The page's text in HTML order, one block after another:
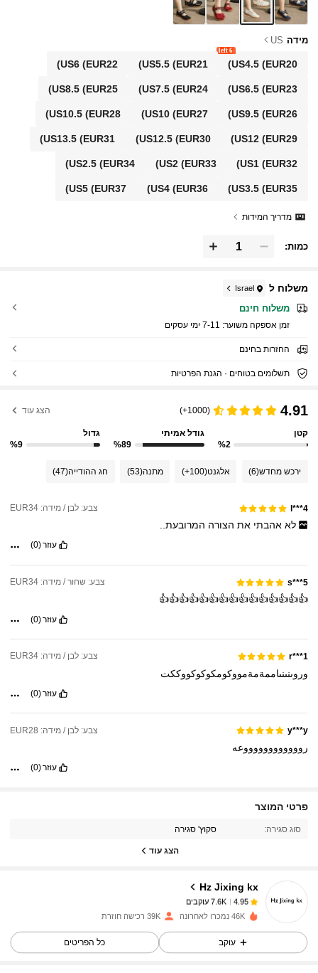
מידה US
US4.5 (EUR20)
6 left
US5.5(EUR21)
US6 (EUR22)
US6.5 (EUR23)
US7.5(EUR24)
US8.5 (EUR25)
US9.5 (EUR26)
US10(EUR27)
US10.5 (EUR28)
US12 (EUR29)
US12.5(EUR30)
US13.5 (EUR31)
US1 (EUR32)
US2(EUR33)
US2.5 (EUR34)
US3.5 (EUR35)
US4(EUR36)
US5 (EUR37)
מדריך המידות
כמות:
משלוח ל Israel
משלוח חינם
זמן אספקה ​​משוער: 7-11 ימי עסקים
החזרות בחינם
תשלומים בטוחים · הגנת הפרטיות
4.91
(1000+) הצג עוד
קטן
%2
גודל אמיתי
%89
גדול
%9
ירכש מחדש(6) אלגנט(100+) מתנה(53) חג ההודייה(47)
l***4 צבע: לבן / מידה: EUR34
לא אהבתי את הצורה המרובעת..
עוזר(0)
s***5 צבע: שחור / מידה: EUR34
👍👍👍👍👍👍👍👍👍👍👍👍👍👍👍
עוזר(0)
r***1 צבע: לבן / מידה: EUR34
وروىنىنىاممةمةمووكومكوكوكووككت
עוזר(0)
y***y צבע: לבן / מידה: EUR28
رووووووووووووعه
עוזר(0)
פרטי המוצר
סוג סגירה: סקוץ' סגירה
הצג עוד
Hz Jixing kx
b***fשילם לפני יום אחד
4.95 7.6K עוקבים
46K נמכרו לאחרונה 39K רכישה חוזרת
עוקב כל הפריטים